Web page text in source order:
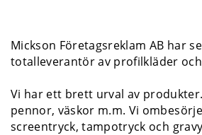
Mickson Företagsreklam AB har
totalleverantör av profilkläder
Vi har ett brett urval av
pennor, väskor m.m. Vi
screentryck, tampotryck och